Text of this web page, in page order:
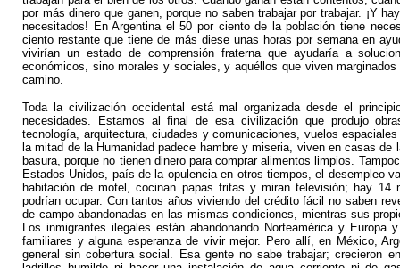
por más dinero que ganen, porque no saben trabajar por trabajar. ¡Y
necesitados! En Argentina el 50 por ciento de la población tiene
ciento restante que tiene de más diese unas horas por semana en
vivirían un estado de comprensión fraterna que ayudaría a
económicos, sino morales y sociales, y aquéllos que viven
camino.
Toda la civilización occidental está mal organizada desde el
necesidades. Estamos al final de esa civilización que produjo
tecnología, arquitectura, ciudades y comunicaciones, vuelos
la mitad de la Humanidad padece hambre y miseria, viven en casas
basura, porque no tienen dinero para comprar alimentos limpios.
Estados Unidos, país de la opulencia en otros tiempos, el desempleo
habitación de motel, cocinan papas fritas y miran televisión; hay
podrían ocupar. Con tantos años viviendo del crédito fácil no saben
de campo abandonadas en las mismas condiciones, mientras sus
Los inmigrantes ilegales están abandonando Norteamérica y
familiares y alguna esperanza de vivir mejor. Pero allí, en México,
general sin cobertura social. Esa gente no sabe trabajar; crecieron